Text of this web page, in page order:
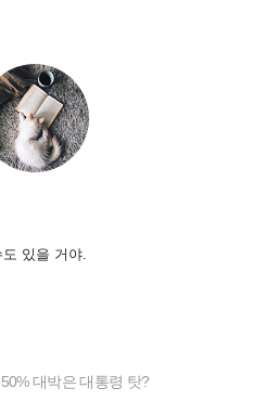
있을 거야.
대박은 대통령 탓?